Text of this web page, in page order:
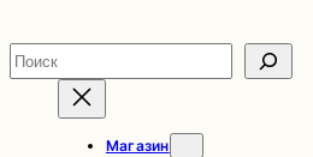
содержимому
Поиск
Магазин